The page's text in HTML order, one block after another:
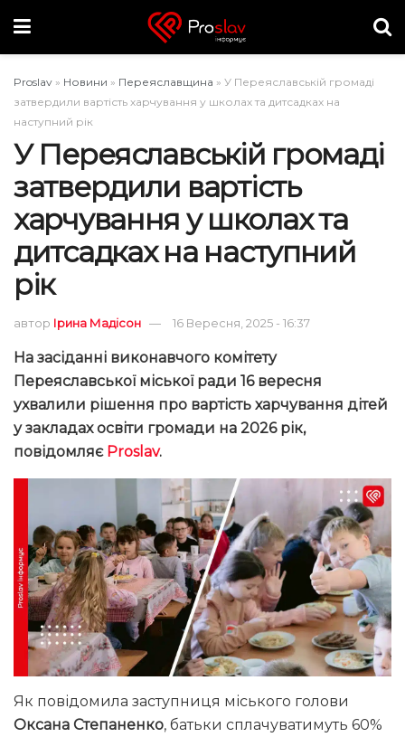
Proslav » Новини » Переяславщина » У Переяславській громаді
затвердили вартість харчування у школах та дитсадках на
наступний рік
У Переяславській громаді
затвердили вартість
харчування у школах та
дитсадках на наступний
рік
автор Ірина Мадісон 16 Вересня, 2025 - 16:37
На засіданні виконавчого комітету
Переяславської міської ради 16 вересня
ухвалили рішення про вартість харчування дітей
у закладах освіти громади на 2026 рік,
повідомляє Proslav.
Як повідомила заступниця міського голови
Оксана Степаненко, батьки сплачуватимуть 60%